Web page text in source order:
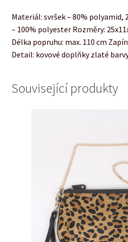
Materiál: svršek – 80% polyamid,
– 100% polyester Rozměry:
Délka popruhu: max. 110 cm
Detail: kovové doplňky zlaté
Související produkty